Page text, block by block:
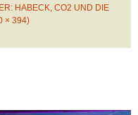
HABECK, CO2 UND DIE
× 394)